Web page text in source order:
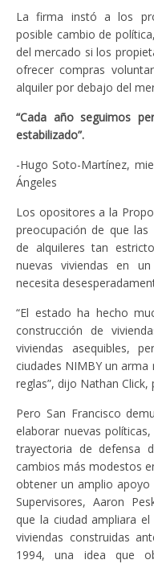
La firma instó a los
posible cambio de
del mercado si los
ofrecer compras
alquiler por debajo del
“Cada año seguimos
estabilizado”.
-Hugo Soto-Martínez,
Ángeles
Los opositores a la
preocupación de que
de alquileres tan
nuevas viviendas en
necesita
“El estado ha hecho
construcción de
viviendas asequibles,
ciudades NIMBY un
reglas”, dijo Nathan
Pero San Francisco
elaborar nuevas
trayectoria de defensa
cambios más modestos
obtener un amplio apoyo
Supervisores, Aaron
que la ciudad ampliara
viviendas construidas
1994, una idea que